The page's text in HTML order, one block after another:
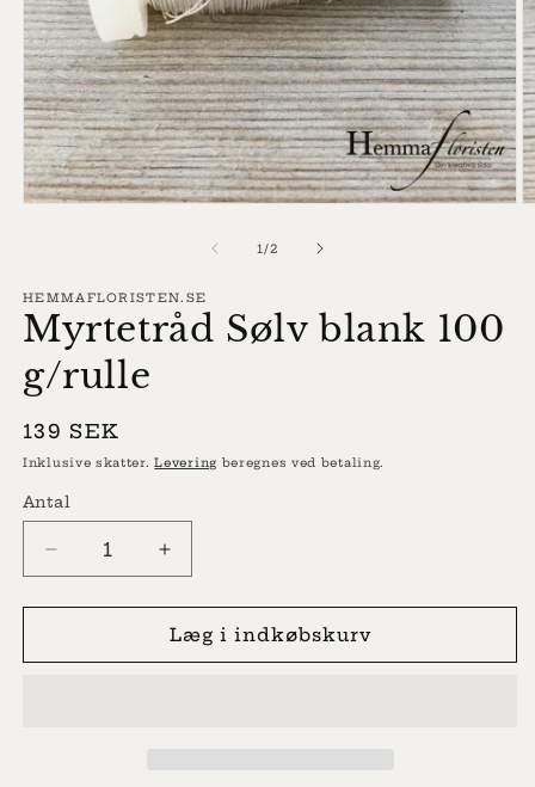
1/af
2
HEMMAFLORISTEN.SE
Myrtetråd Sølv blank 100
g/rulle
Normalpris
139 SEK
Inklusive skatter.Levering beregnes ved betaling.
Antal
Reducer
antallet
for
Sølv
Øg
antallet
for
Myrtetråd
Sølv
Læg i indkøbskurv